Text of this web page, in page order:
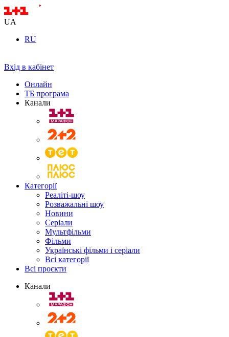
UA
RU
Вхід в кабінет
Онлайн
ТБ програма
Канали
Категорії
Реаліті-шоу
Розважальні шоу
Новини
Серіали
Мультфільми
Фільми
Українські фільми і серіали
Всі категорії
Всі проєкти
Канали